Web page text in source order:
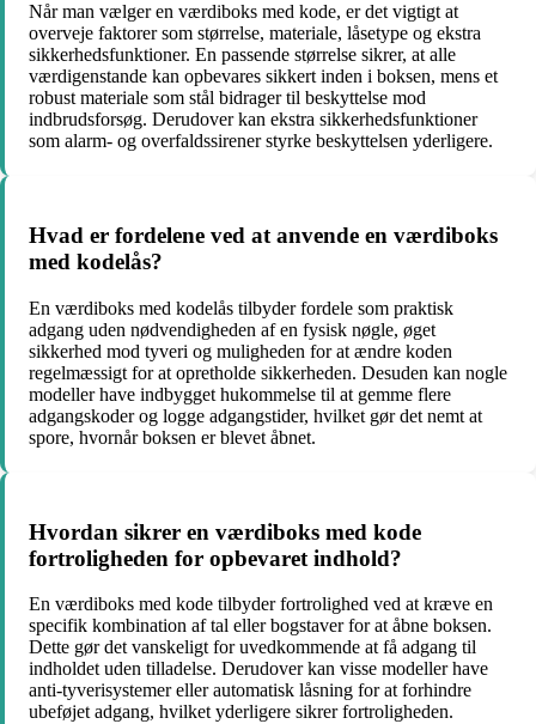
Når man vælger en værdiboks med kode, er det vigtigt at
overveje faktorer som størrelse, materiale, låsetype og ekstra
sikkerhedsfunktioner. En passende størrelse sikrer, at alle
værdigenstande kan opbevares sikkert inden i boksen, mens et
robust materiale som stål bidrager til beskyttelse mod
indbrudsforsøg. Derudover kan ekstra sikkerhedsfunktioner
som alarm- og overfaldssirener styrke beskyttelsen yderligere.
Hvad er fordelene ved at anvende en værdiboks
med kodelås?
En værdiboks med kodelås tilbyder fordele som praktisk
adgang uden nødvendigheden af en fysisk nøgle, øget
sikkerhed mod tyveri og muligheden for at ændre koden
regelmæssigt for at opretholde sikkerheden. Desuden kan nogle
modeller have indbygget hukommelse til at gemme flere
adgangskoder og logge adgangstider, hvilket gør det nemt at
spore, hvornår boksen er blevet åbnet.
Hvordan sikrer en værdiboks med kode
fortroligheden for opbevaret indhold?
En værdiboks med kode tilbyder fortrolighed ved at kræve en
specifik kombination af tal eller bogstaver for at åbne boksen.
Dette gør det vanskeligt for uvedkommende at få adgang til
indholdet uden tilladelse. Derudover kan visse modeller have
anti-tyverisystemer eller automatisk låsning for at forhindre
ubeføjet adgang, hvilket yderligere sikrer fortroligheden.